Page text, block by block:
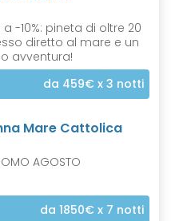
-10%: pineta di oltre 20
diretto al mare e un
avventura!
da 459€ x 3 notti
Mare Cattolica
AGOSTO
da 1850€ x 7 notti